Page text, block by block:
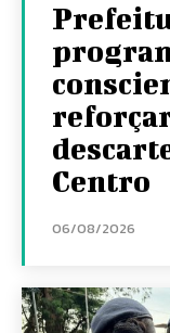
Centro
06/08/2026